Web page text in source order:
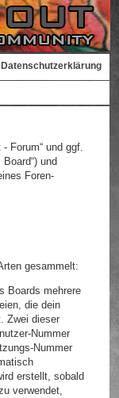
Datenschutzerklärung
Forum“ und ggf.
und
Foren-
gesammelt:
Boards mehrere
die dein
Zwei dieser
Nummer
Nummer
erstellt, sobald
verwendet,